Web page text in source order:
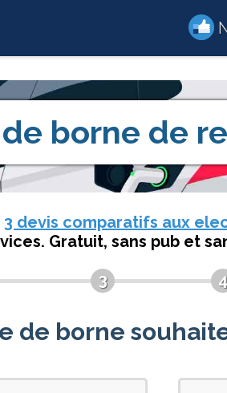
de borne de
3 devis comparatifs aux
Gratuit, sans pub et
3 4
de borne